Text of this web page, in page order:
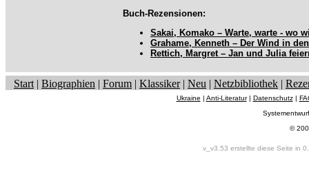
Buch-Rezensionen:
Sakai, Komako – Warte, warte - wo
Grahame, Kenneth – Der Wind in
Rettich, Margret – Jan und Julia
Start | Biographien | Forum | Klassiker| Neu | Netzbibliothek |
Ukraine | Anti-Literatur| Datenschutz|
©
v_v3.53 erstellte diese Seite in